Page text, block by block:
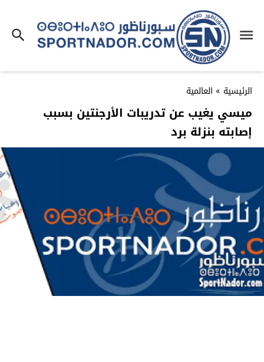
الرئيسية » العالمية
ميسي يغيب عن تدريبات الأرجنتين بسبب
إصابته بنزلة برد